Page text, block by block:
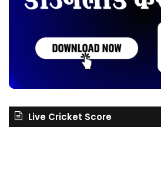
Live Cricket Score